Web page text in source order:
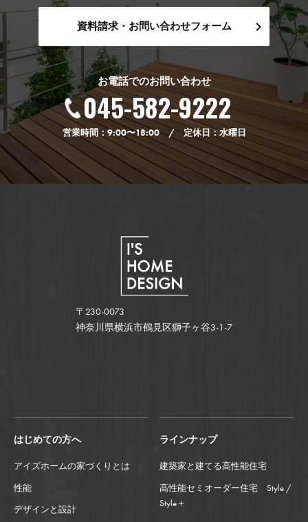
資料請求・お問い合わせフォーム
お電話でのお問い合わせ
045-582-9222
営業時間：9:00〜18:00 / 定休日：水曜日
〒230-0073
神奈川県横浜市鶴見区獅子ヶ谷3-1-7
はじめての方へ
アイズホームの家づくりとは
性能
デザインと設計
ラインナップ
建築家と建てる高性能住宅
高性能セミオーダー住宅 Style /
Style＋